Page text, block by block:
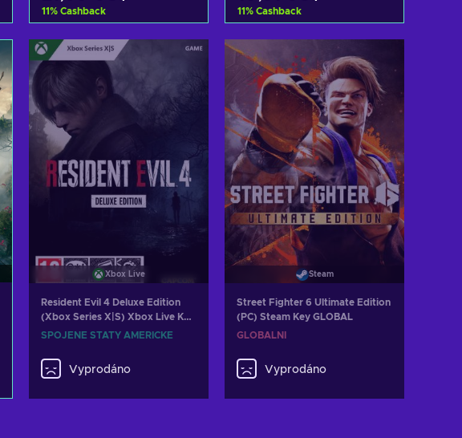
11% Cashback
Přidat do košíku
Zobrazit nabídky
11% Cashback
Zobrazit nabídky
Xbox Live
Resident Evil 4 Deluxe Edition
(Xbox Series X|S) Xbox Live Key
UNITED STATES
SPOJENÉ STÁTY AMERICKÉ
Vyprodáno
Steam
Street Fighter 6 Ultimate Edition
(PC) Steam Key GLOBAL
GLOBÁLNÍ
Vyprodáno